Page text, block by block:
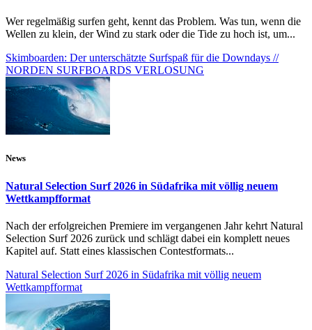
Wer regelmäßig surfen geht, kennt das Problem. Was tun, wenn die
Wellen zu klein, der Wind zu stark oder die Tide zu hoch ist, um...
Skimboarden: Der unterschätzte Surfspaß für die Downdays //
NORDEN SURFBOARDS VERLOSUNG
News
Natural Selection Surf 2026 in Südafrika mit völlig neuem
Wettkampfformat
Nach der erfolgreichen Premiere im vergangenen Jahr kehrt Natural
Selection Surf 2026 zurück und schlägt dabei ein komplett neues
Kapitel auf. Statt eines klassischen Contestformats...
Natural Selection Surf 2026 in Südafrika mit völlig neuem
Wettkampfformat